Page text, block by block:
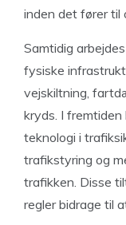
inden det fører
Samtidig
fysiske
vejskiltning,
kryds. I
teknologi i
trafikstyring og
trafikken. Disse
regler bidrage til